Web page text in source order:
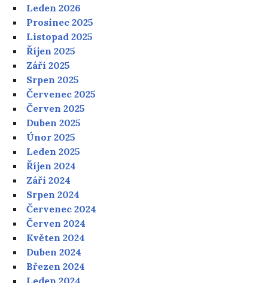
Leden 2026
Prosinec 2025
Listopad 2025
Říjen 2025
Září 2025
Srpen 2025
Červenec 2025
Červen 2025
Duben 2025
Únor 2025
Leden 2025
Říjen 2024
Září 2024
Srpen 2024
Červenec 2024
Červen 2024
Květen 2024
Duben 2024
Březen 2024
Leden 2024